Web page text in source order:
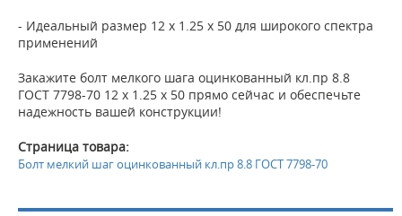
- Идеальный размер 12 х 1.25 х 50 для широкого спектра
применений
Закажите болт мелкого шага оцинкованный кл.пр 8.8
ГОСТ 7798-70 12 х 1.25 х 50 прямо сейчас и обеспечьте
надежность вашей конструкции!
Страница товара:
Болт мелкий шаг оцинкованный кл.пр 8.8 ГОСТ 7798-70